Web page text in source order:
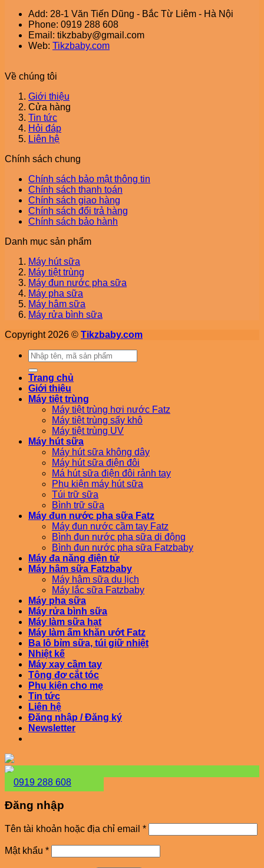
Add: 28-1 Văn Tiến Dũng - Bắc Từ Liêm - Hà Nội
Phone: 0919 288 608
Email: tikzbaby@gmail.com
Web: Tikzbaby.com
Về chúng tôi
Giới thiệu
Cửa hàng
Tin tức
Hỏi đáp
Liên hệ
Chính sách chung
Chính sách bảo mật thông tin
Chính sách thanh toán
Chính sách giao hàng
Chính sách đổi trả hàng
Chính sách bảo hành
Danh mục sản phẩm
Máy hút sữa
Máy tiệt trùng
Máy đun nước pha sữa
Máy pha sữa
Máy hâm sữa
Máy rửa bình sữa
Copyright 2026 © Tikzbaby.com
Tìm
kiếm:
Trang chủ
Giới thiệu
Máy tiệt trùng
Máy tiệt trùng hơi nước Fatz
Máy tiệt trùng sấy khô
Máy tiệt trùng UV
Máy hút sữa
Máy hút sữa không dây
Máy hút sữa điện đôi
Má hút sữa điện đôi rảnh tay
Phụ kiện máy hút sữa
Túi trữ sữa
Bình trữ sữa
Máy đun nước pha sữa Fatz
Máy đun nước cầm tay Fatz
Bình đun nước pha sữa di động
Bình đun nước pha sữa Fatzbaby
Máy đa năng điện tử
Máy hâm sữa Fatzbaby
Máy hâm sữa du lịch
Máy lắc sữa Fatzbaby
Máy pha sữa
Máy rửa bình sữa
Máy làm sữa hạt
Máy làm ấm khăn ướt Fatz
Ba lô bỉm sữa, túi giữ nhiệt
Nhiệt kế
Máy xay cầm tay
Tông đơ cắt tóc
Phụ kiện cho mẹ
Tin tức
Liên hệ
Đăng nhập / Đăng ký
Newsletter
0919 288 608
Đăng nhập
Tên tài khoản hoặc địa chỉ email *Bắt
buộc
Mật khẩu *Bắt
buộc